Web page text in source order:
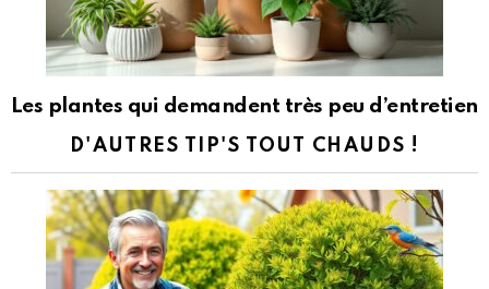
Les plantes qui demandent très peu d’entretien
D'AUTRES TIP'S TOUT CHAUDS !